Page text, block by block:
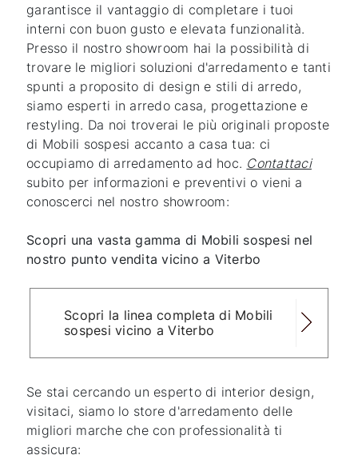
garantisce il vantaggio di completare i tuoi
interni con buon gusto e elevata funzionalità.
Presso il nostro showroom hai la possibilità di
trovare le migliori soluzioni d'arredamento e tanti
spunti a proposito di design e stili di arredo,
siamo esperti in arredo casa, progettazione e
restyling. Da noi troverai le più originali proposte
di Mobili sospesi accanto a casa tua: ci
occupiamo di arredamento ad hoc. Contattaci
subito per informazioni e preventivi o vieni a
conoscerci nel nostro showroom:
Scopri una vasta gamma di Mobili sospesi nel
nostro punto vendita vicino a Viterbo
Scopri la linea completa di Mobili
sospesi vicino a Viterbo
Se stai cercando un esperto di interior design,
visitaci, siamo lo store d'arredamento delle
migliori marche che con professionalità ti
assicura: